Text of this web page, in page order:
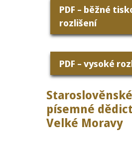
PDF – běžné
rozlišení
PDF – vysoké
Staroslověnské
písem­né
Velké Moravy